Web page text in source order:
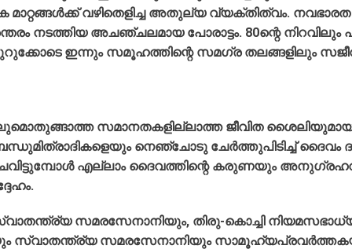
വഴിതെളിച്ച അതുല്യ വ്യക്തിത്വം.
നടത്തിയ അചഞ്ചലമായ പോരാട്ടം. 80ന്റെ നിറവിലും
ഇന്നും സമൂഹത്തിന്റെ സമഗ്ര തലങ്ങളിലും
സമാനതകളില്ലാത്ത ജീവിത
നെഞ്ചോടു ചേര്‍ത്തുപിടിച്ച് ദൈവം
ചവിട്ടുമ്പോള്‍ എല്ലാം ദൈവത്തിന്റെ കരുണയും
സമരസേനാനിയും, തിരു-കൊച്ചി
സ്വാതന്ത്ര്യ സമരസേനാനിയും